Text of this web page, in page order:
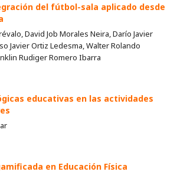
del fútbol-sala aplicado desde
David Job Morales Neira, Darío Javier
Javier Ortiz Ledesma, Walter Rolando
Rudiger Romero Ibarra
educativas en las actividades
en Educación Física